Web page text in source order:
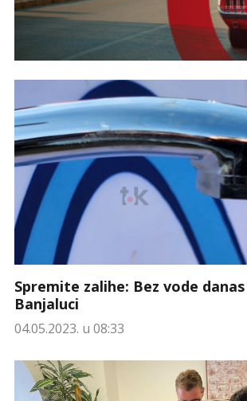
Spremite zalihe: Bez vode
Banjaluci
04.05.2023. u 08:33